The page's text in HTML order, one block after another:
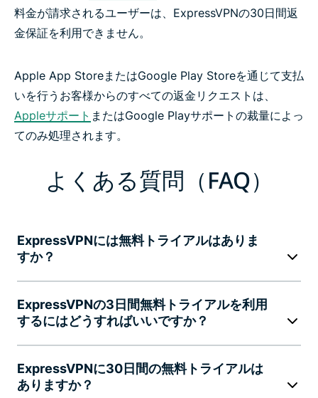
料金が請求されるユーザーは、ExpressVPNの30日間返
金保証を利用できません。
Apple App StoreまたはGoogle Play Storeを通じて支払
いを行うお客様からのすべての返金リクエストは、
Appleサポート またはGoogle Playサポートの裁量によっ
てのみ処理されます。
よくある質問（FAQ）
ExpressVPNには無料トライアルはありま
すか？
ExpressVPNの3日間無料トライアルを利用
するにはどうすればいいですか？
ExpressVPNに30日間の無料トライアルは
ありますか？